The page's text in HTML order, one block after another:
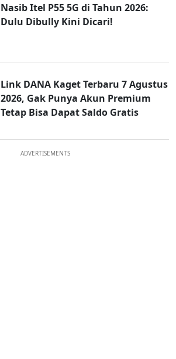
Nasib Itel P55 5G di Tahun 2026:
Dulu Dibully Kini Dicari!
Link DANA Kaget Terbaru 7 Agustus
2026, Gak Punya Akun Premium
Tetap Bisa Dapat Saldo Gratis
ADVERTISEMENTS